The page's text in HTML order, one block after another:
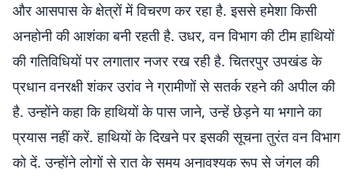
और आसपास के क्षेत्रों में विचरण कर रहा है. इससे हमेशा किसी
अनहोनी की आशंका बनी रहती है. उधर, वन विभाग की टीम हाथियों
की गतिविधियों पर लगातार नजर रख रही है. चितरपुर उपखंड के
प्रधान वनरक्षी शंकर उरांव ने ग्रामीणों से सतर्क रहने की अपील की
है. उन्होंने कहा कि हाथियों के पास जाने, उन्हें छेड़ने या भगाने का
प्रयास नहीं करें. हाथियों के दिखने पर इसकी सूचना तुरंत वन विभाग
को दें. उन्होंने लोगों से रात के समय अनावश्यक रूप से जंगल की